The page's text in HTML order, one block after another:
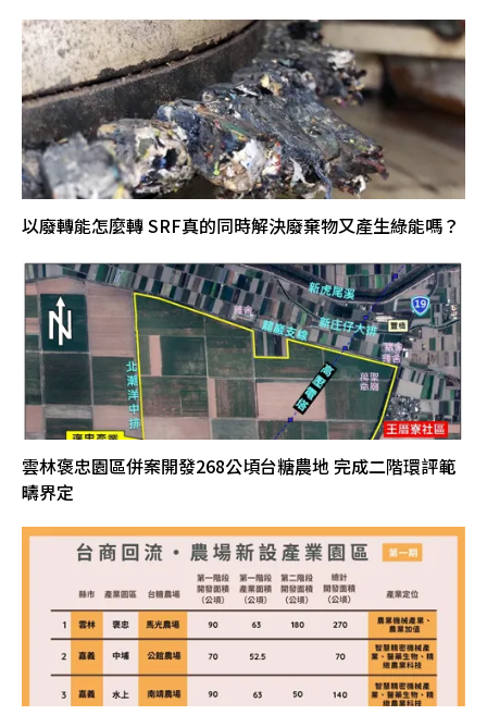
以廢轉能怎麼轉 SRF真的同時解決廢棄物又產生綠能嗎？
雲林褒忠園區併案開發268公頃台糖農地 完成二階環評範
疇界定